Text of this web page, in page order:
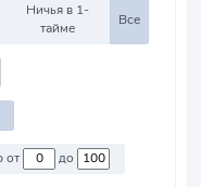
Ничья в 1-
тайме
Все
Против команд со стоимостью от до